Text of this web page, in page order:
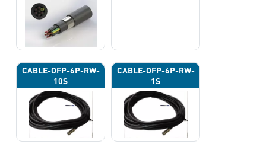
CABLE-OFP-6P-RW-
10S
CABLE-OFP-6P-RW-
1S